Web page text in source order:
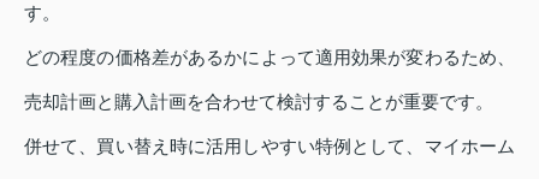
す。
どの程度の価格差があるかによって適用効果が変わるため、
売却計画と購入計画を合わせて検討することが重要です。
併せて、買い替え時に活用しやすい特例として、マイホーム